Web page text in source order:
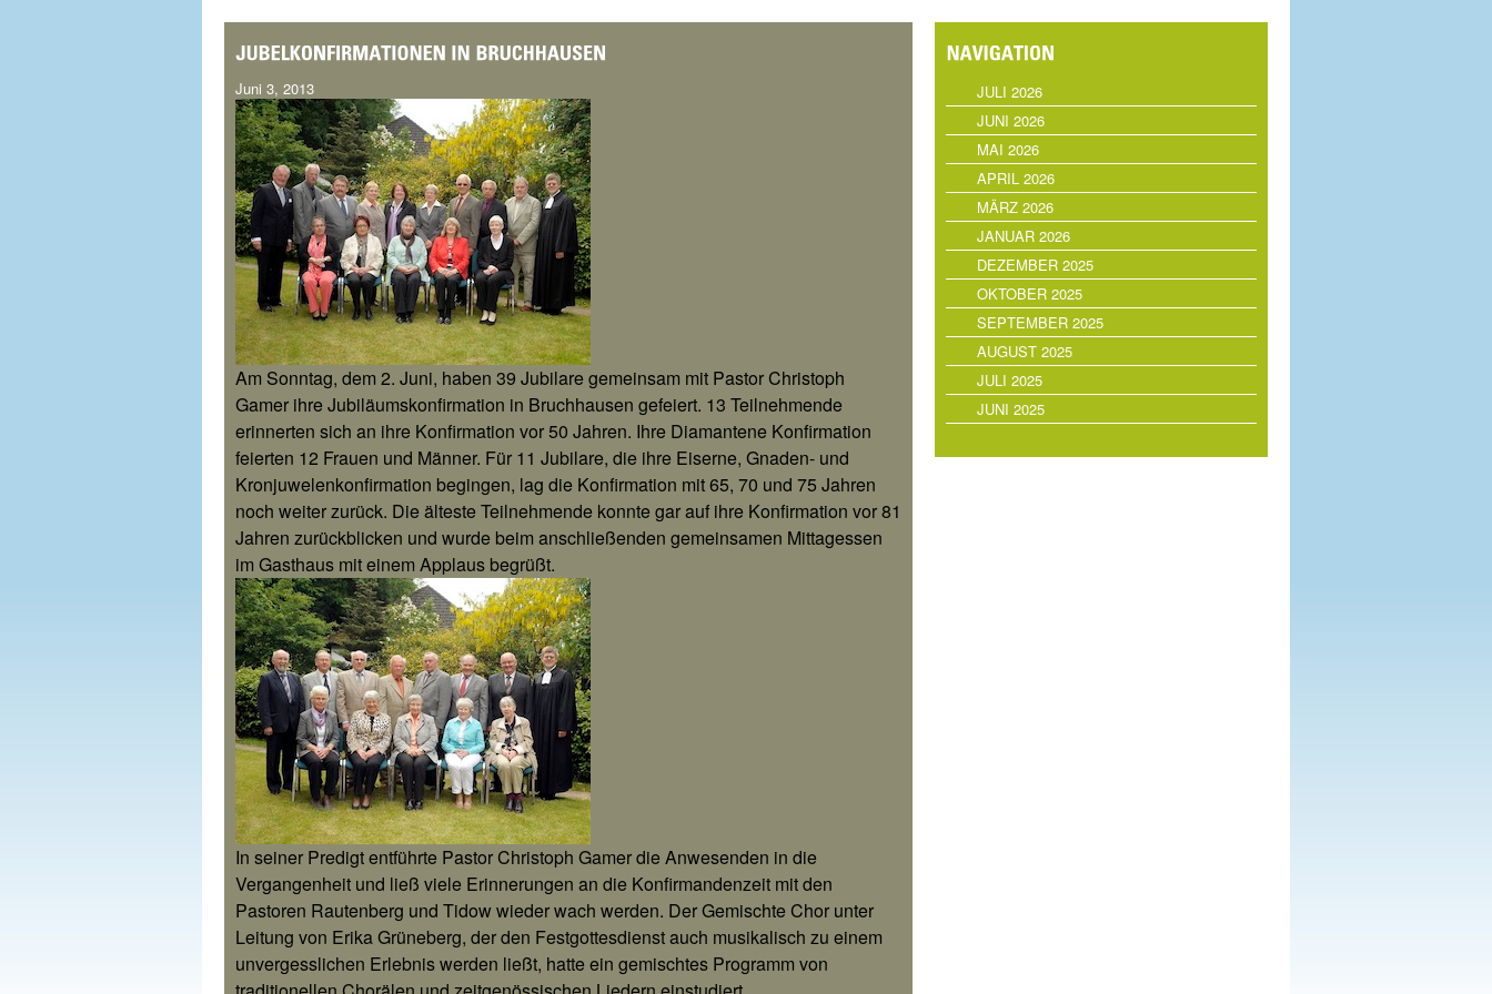
Juni 3, 2013
Am Sonntag, dem 2. Juni, haben 39 Jubilare gemeinsam mit Pastor Christoph
Gamer ihre Jubiläumskonfirmation in Bruchhausen gefeiert. 13 Teilnehmende
erinnerten sich an ihre Konfirmation vor 50 Jahren. Ihre Diamantene Konfirmation
feierten 12 Frauen und Männer. Für 11 Jubilare, die ihre Eiserne, Gnaden- und
Kronjuwelenkonfirmation begingen, lag die Konfirmation mit 65, 70 und 75 Jahren
noch weiter zurück. Die älteste Teilnehmende konnte gar auf ihre Konfirmation vor 81
Jahren zurückblicken und wurde beim anschließenden gemeinsamen Mittagessen
im Gasthaus mit einem Applaus begrüßt.
In seiner Predigt entführte Pastor Christoph Gamer die Anwesenden in die
Vergangenheit und ließ viele Erinnerungen an die Konfirmandenzeit mit den
Pastoren Rautenberg und Tidow wieder wach werden. Der Gemischte Chor unter
Leitung von Erika Grüneberg, der den Festgottesdienst auch musikalisch zu einem
unvergesslichen Erlebnis werden ließt, hatte ein gemischtes Programm von
JULI 2026
JUNI 2026
MAI 2026
APRIL 2026
MÄRZ 2026
JANUAR 2026
DEZEMBER 2025
OKTOBER 2025
SEPTEMBER 2025
AUGUST 2025
JULI 2025
JUNI 2025